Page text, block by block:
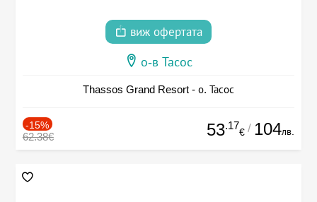
виж офертата
о-в Тасос
Thassos Grand Resort - о. Тасос
-15%
62.38€ 53.17
€ / 104лв.